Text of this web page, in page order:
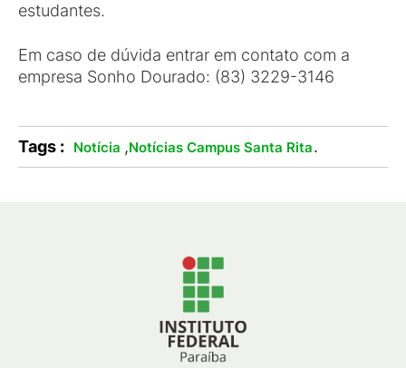
estudantes.
Em caso de dúvida entrar em contato com a
empresa Sonho Dourado: (83) 3229-3146
Tags : Notícia ,Notícias Campus Santa Rita.